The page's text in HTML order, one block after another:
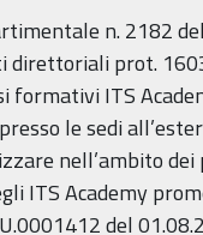
n. 2182
direttoriali prot.
formativi ITS
le sedi
nell’ambito dei
ITS Academy
del